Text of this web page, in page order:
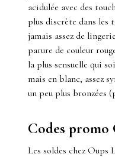
acidulée avec des
plus discrète dans les
jamais assez de
parure de couleur
la plus sensuelle qui
mais en blanc, assez
un peu plus bronzées
Codes promo
Les soldes chez